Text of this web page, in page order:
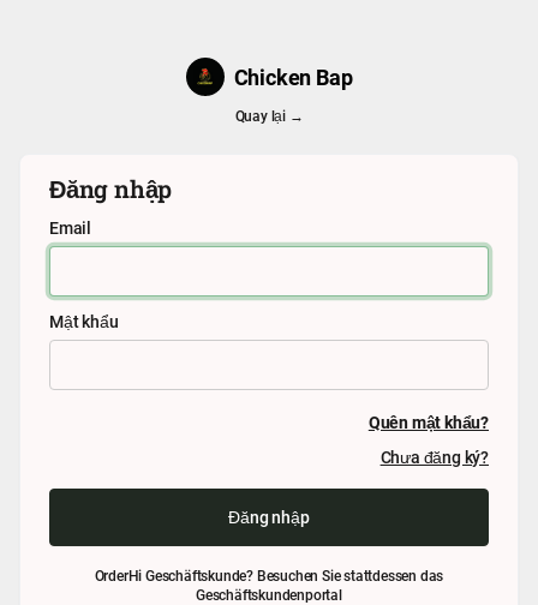
Chicken Bap
Quay lại →
Đăng nhập
Email
Mật khẩu
Quên mật khẩu?
Chưa đăng ký?
Đăng nhập
OrderHi Geschäftskunde? Besuchen Sie stattdessen das
Geschäftskundenportal